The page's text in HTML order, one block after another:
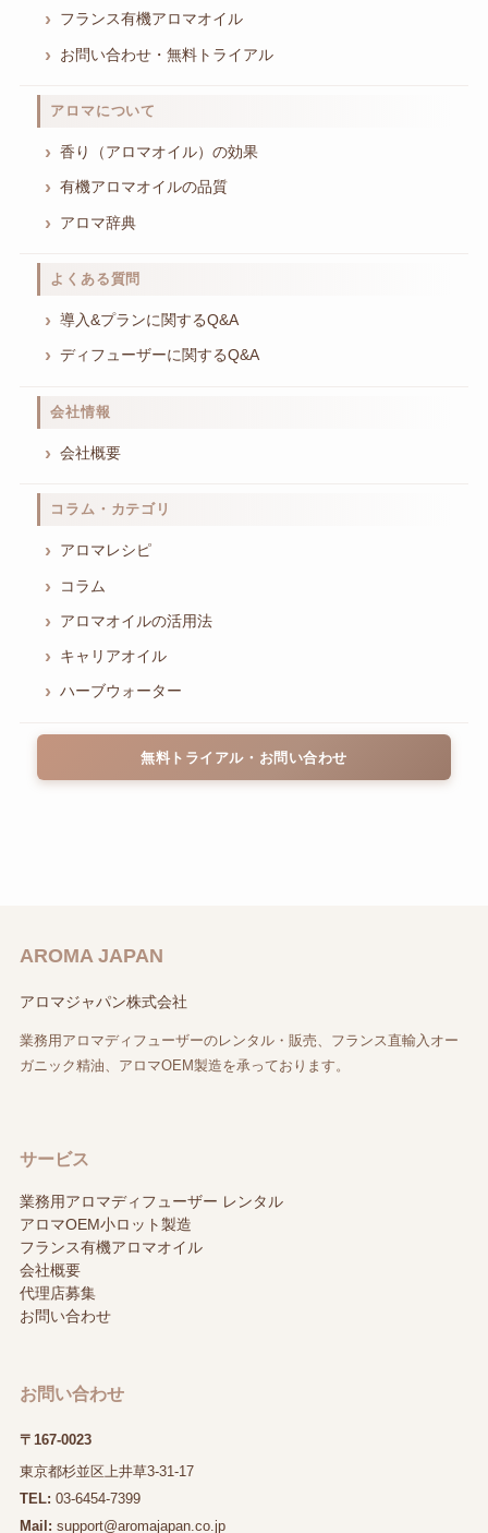
フランス有機アロマオイル
お問い合わせ・無料トライアル
アロマについて
香り（アロマオイル）の効果
有機アロマオイルの品質
アロマ辞典
よくある質問
導入&プランに関するQ&A
ディフューザーに関するQ&A
会社情報
会社概要
コラム・カテゴリ
アロマレシピ
コラム
アロマオイルの活用法
キャリアオイル
ハーブウォーター
無料トライアル・お問い合わせ
AROMA JAPAN
アロマジャパン株式会社
業務用アロマディフューザーのレンタル・販売、フランス直輸入オー
ガニック精油、アロマOEM製造を承っております。
サービス
業務用アロマディフューザー レンタル
アロマOEM小ロット製造
フランス有機アロマオイル
会社概要
代理店募集
お問い合わせ
お問い合わせ
〒167-0023
東京都杉並区上井草3-31-17
TEL: 03-6454-7399
Mail: support@aromajapan.co.jp